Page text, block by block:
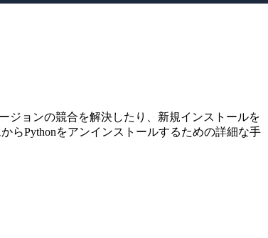
ジョンの競合を解決したり、新規インストールを
らPythonをアンインストールするための詳細な手